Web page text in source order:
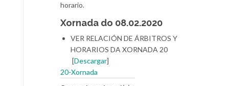
horario.
Xornada do 08.02.2020
VER RELACIÓN DE ÁRBITROS Y
HORARIOS DA XORNADA 20
[Descargar]
20-Xornada